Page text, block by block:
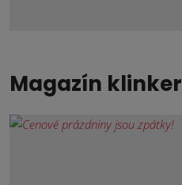
Magazín klinker